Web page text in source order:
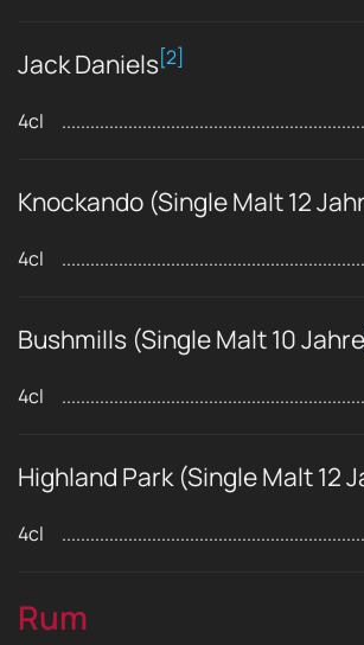
Jack Daniels[2]
4cl
Knockando (Single Malt 12
4cl
Bushmills (Single Malt 10
4cl
Highland Park (Single Malt 12
4cl
Rum